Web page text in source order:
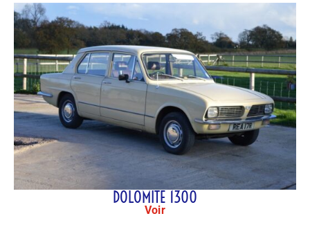
DOLOMITE 1300
Voir